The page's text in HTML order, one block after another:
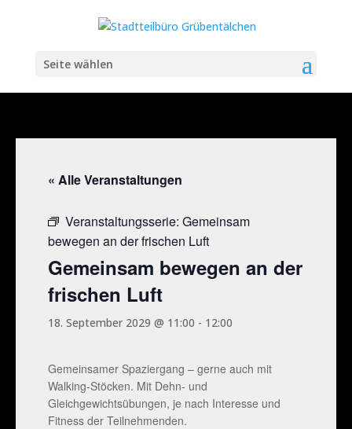
Seite wählen
« Alle Veranstaltungen
Veranstaltungsserie: Gemeinsam
bewegen an der frischen Luft
Gemeinsam bewegen an der
frischen Luft
18. September 2029 @ 11:00 - 12:00
Gemeinsamer Spaziergang – gerne auch mit
Walking-Stöcken. Mit Dehn- und
Gleichgewichtsübungen, je nach Interesse und
Fitness der Teilnehmenden.